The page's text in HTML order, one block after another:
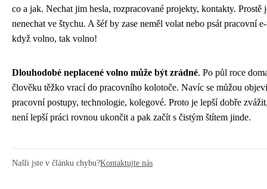
co a jak. Nechat jim hesla, rozpracované projekty, kontakty. Prostě
nenechat ve štychu. A šéf by zase neměl volat nebo psát pracovní
když volno, tak volno!
Dlouhodobé neplacené volno může být zrádné. Po půl roce
člověku těžko vrací do pracovního kolotoče. Navíc se můžou
pracovní postupy, technologie, kolegové. Proto je lepší dobře
není lepší práci rovnou ukončit a pak začít s čistým štítem jinde.
Našli jste v článku chybu?Kontaktujte nás